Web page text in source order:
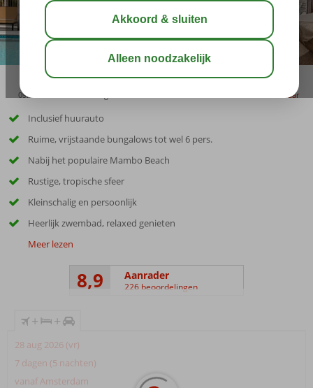
09:00 bewaar
Inclusief huurauto
Ruime, vrijstaande bungalows tot wel 6 pers.
Nabij het populaire Mambo Beach
Rustige, tropische sfeer
Kleinschalig en persoonlijk
Heerlijk zwembad, relaxed genieten
Meer lezen
8,9 Aanrader
226 beoordelingen
+ +
28 aug 2026 (vr)
7 dagen (5 nachten)
vanaf Amsterdam